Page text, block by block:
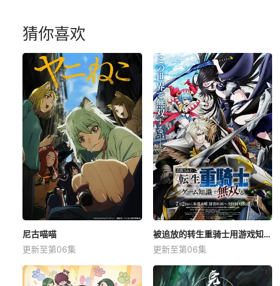
猜你喜欢
尼古喵喵
更新至第06集
被追放的转生重骑士用游戏知识开无双
更新至第06集